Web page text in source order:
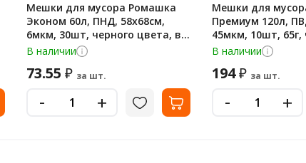
Мешки для мусора Ромашка
Эконом 60л, ПНД, 58х68см,
6мкм, 30шт, черного цвета, в
рулоне
В наличии
73.55 ₽ за шт.
- +
Мешки для
Премиум 120л,
45мкм, 10шт, 65г,
цвета, в рулоне
В наличии
194₽ за шт.
- +